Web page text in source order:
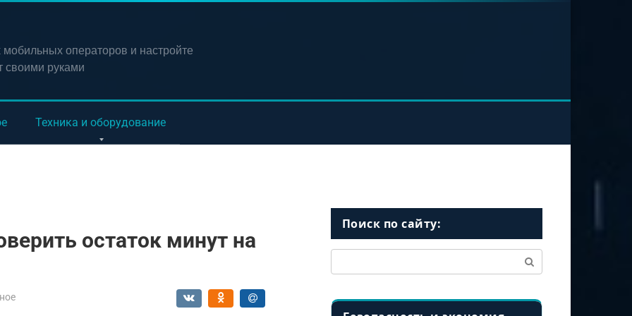
мобильных операторов и настройте
своими руками
Техника и оборудование
остаток минут на
Поиск по сайту: